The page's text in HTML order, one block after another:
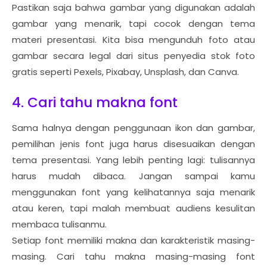
Pastikan saja bahwa gambar yang digunakan adalah
gambar yang menarik, tapi cocok dengan tema
materi presentasi. Kita bisa mengunduh foto atau
gambar secara legal dari situs penyedia stok foto
gratis seperti Pexels, Pixabay, Unsplash, dan Canva.
4. Cari tahu makna font
Sama halnya dengan penggunaan ikon dan gambar,
pemilihan jenis font juga harus disesuaikan dengan
tema presentasi. Yang lebih penting lagi: tulisannya
harus mudah dibaca. Jangan sampai kamu
menggunakan font yang kelihatannya saja menarik
atau keren, tapi malah membuat audiens kesulitan
membaca tulisanmu.
Setiap font memiliki makna dan karakteristik masing-
masing. Cari tahu makna masing-masing font